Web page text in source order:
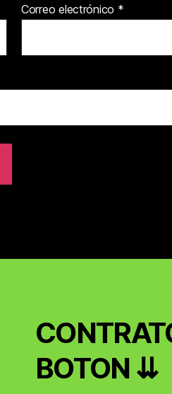
Correo electrónico *
BOTON ⇊